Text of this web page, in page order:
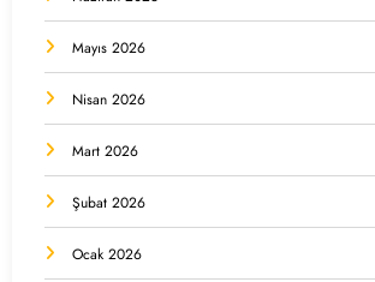
Mayıs 2026
Nisan 2026
Mart 2026
Şubat 2026
Ocak 2026